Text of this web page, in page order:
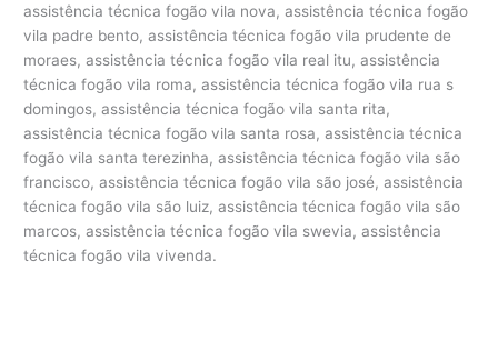
assistência técnica fogão vila nova, assistência técnica fogão
vila padre bento, assistência técnica fogão vila prudente de
moraes, assistência técnica fogão vila real itu, assistência
técnica fogão vila roma, assistência técnica fogão vila rua s
domingos, assistência técnica fogão vila santa rita,
assistência técnica fogão vila santa rosa, assistência técnica
fogão vila santa terezinha, assistência técnica fogão vila são
francisco, assistência técnica fogão vila são josé, assistência
técnica fogão vila são luiz, assistência técnica fogão vila são
marcos, assistência técnica fogão vila swevia, assistência
técnica fogão vila vivenda.